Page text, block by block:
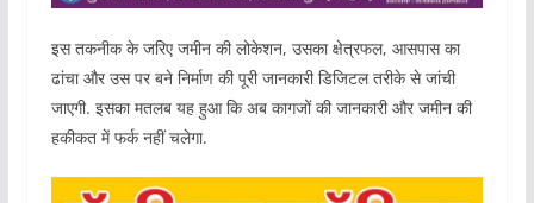
इस तकनीक के जरिए जमीन की लोकेशन, उसका क्षेत्रफल, आसपास का
ढांचा और उस पर बने निर्माण की पूरी जानकारी डिजिटल तरीके से जांची
जाएगी. इसका मतलब यह हुआ कि अब कागजों की जानकारी और जमीन की
हकीकत में फर्क नहीं चलेगा.